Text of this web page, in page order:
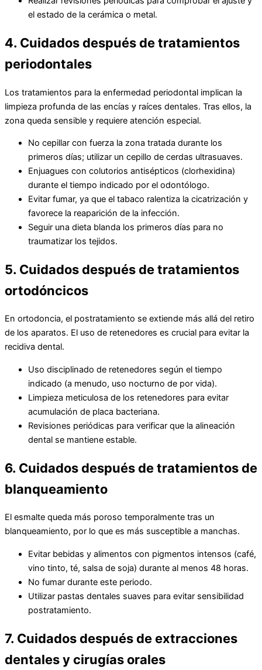
el estado de la cerámica o metal.
4. Cuidados después de tratamientos
periodontales
Los tratamientos para la enfermedad periodontal implican la
limpieza profunda de las encías y raíces dentales. Tras ellos, la
zona queda sensible y requiere atención especial.
No cepillar con fuerza la zona tratada durante los
primeros días; utilizar un cepillo de cerdas ultrasuaves.
Enjuagues con colutorios antisépticos (clorhexidina)
durante el tiempo indicado por el odontólogo.
Evitar fumar, ya que el tabaco ralentiza la cicatrización y
favorece la reaparición de la infección.
Seguir una dieta blanda los primeros días para no
traumatizar los tejidos.
5. Cuidados después de tratamientos
ortodóncicos
En ortodoncia, el postratamiento se extiende más allá del retiro
de los aparatos. El uso de retenedores es crucial para evitar la
recidiva dental.
Uso disciplinado de retenedores según el tiempo
indicado (a menudo, uso nocturno de por vida).
Limpieza meticulosa de los retenedores para evitar
acumulación de placa bacteriana.
Revisiones periódicas para verificar que la alineación
dental se mantiene estable.
6. Cuidados después de tratamientos de
blanqueamiento
El esmalte queda más poroso temporalmente tras un
blanqueamiento, por lo que es más susceptible a manchas.
Evitar bebidas y alimentos con pigmentos intensos (café,
vino tinto, té, salsa de soja) durante al menos 48 horas.
No fumar durante este periodo.
Utilizar pastas dentales suaves para evitar sensibilidad
postratamiento.
7. Cuidados después de extracciones
dentales y cirugías orales